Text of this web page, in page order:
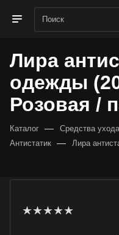
Лира
одежды
Розовая /
Каталог — Средства ухода
Антистатик — Лира